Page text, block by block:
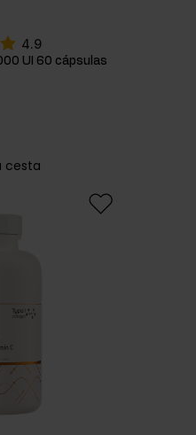
4.9
UI 60 cápsulas
cesta